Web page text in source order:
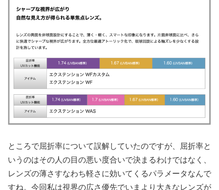
ところで屈折率について誤解していたのですが、屈折率と
いうのはその人の目の悪い度合いで決まるわけではなく、
レンズの薄さすなわち軽さに効いてくるパラメータなんで
すね。今回私は視界の広さ優先でいまより大きなレンズが